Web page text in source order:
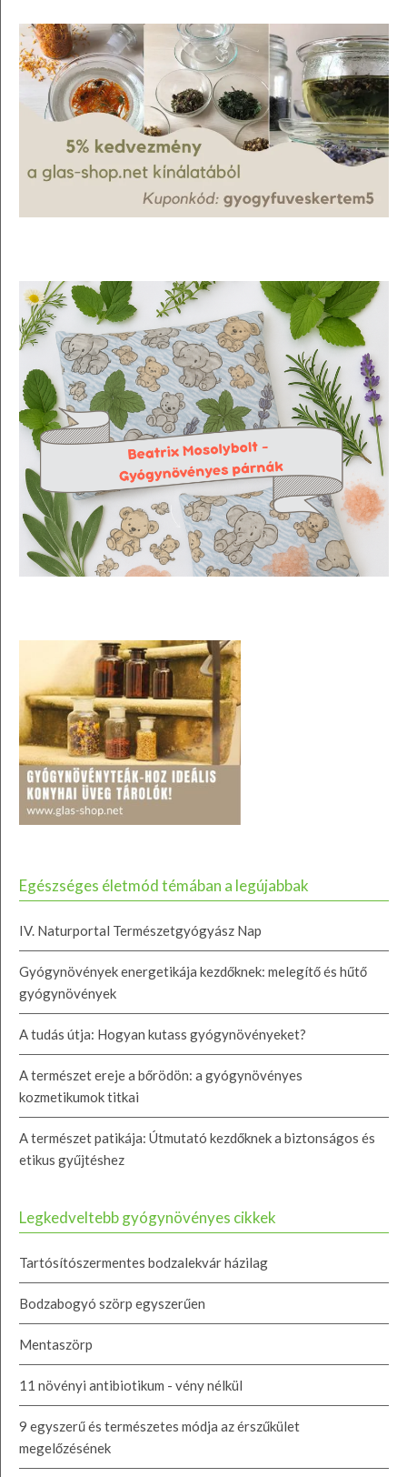
Egészséges életmód témában a legújabbak
IV. Naturportal Természetgyógyász Nap
Gyógynövények energetikája kezdőknek: melegítő és hűtő
gyógynövények
A tudás útja: Hogyan kutass gyógynövényeket?
A természet ereje a bőrödön: a gyógynövényes
kozmetikumok titkai
A természet patikája: Útmutató kezdőknek a biztonságos és
etikus gyűjtéshez
Legkedveltebb gyógynövényes cikkek
Tartósítószermentes bodzalekvár házilag
Bodzabogyó szörp egyszerűen
Mentaszörp
11 növényi antibiotikum - vény nélkül
9 egyszerű és természetes módja az érszűkület
megelőzésének